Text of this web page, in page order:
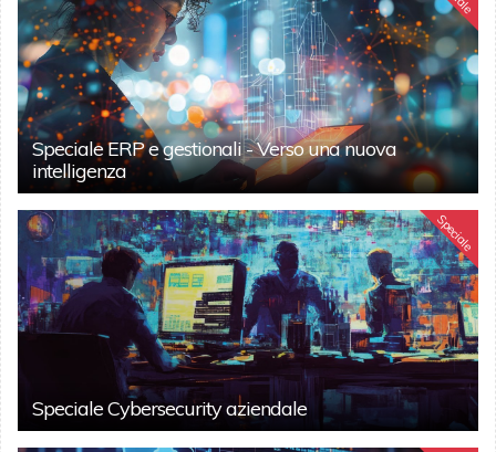
Speciale ERP e gestionali - Verso una nuova
intelligenza
Speciale
Speciale Cybersecurity aziendale